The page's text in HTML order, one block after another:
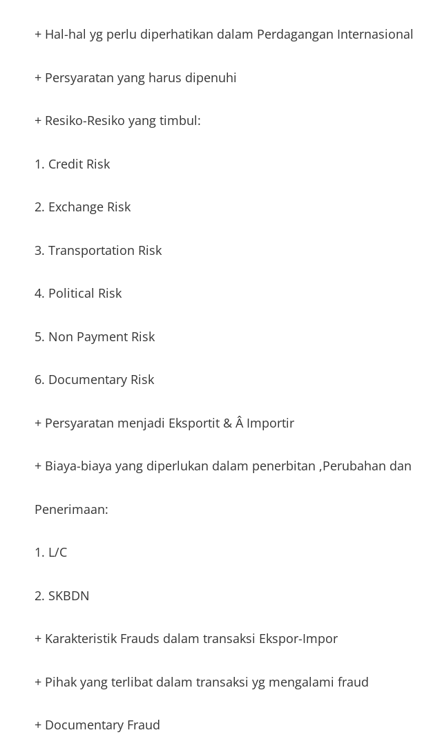
+ Hal-hal yg perlu diperhatikan dalam Perdagangan Internasional
+ Persyaratan yang harus dipenuhi
+ Resiko-Resiko yang timbul:
1. Credit Risk
2. Exchange Risk
3. Transportation Risk
4. Political Risk
5. Non Payment Risk
6. Documentary Risk
+ Persyaratan menjadi Eksportit & Â Importir
+ Biaya-biaya yang diperlukan dalam penerbitan ,Perubahan dan
Penerimaan:
1. L/C
2. SKBDN
+ Karakteristik Frauds dalam transaksi Ekspor-Impor
+ Pihak yang terlibat dalam transaksi yg mengalami fraud
+ Documentary Fraud